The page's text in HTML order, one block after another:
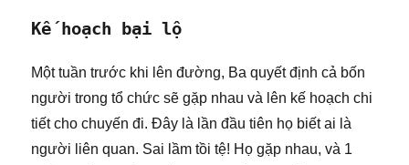
Kế hoạch bại lộ
Một tuần trước khi lên đường, Ba quyết định cả bốn
người trong tổ chức sẽ gặp nhau và lên kế hoạch chi
tiết cho chuyến đi. Đây là lần đầu tiên họ biết ai là
người liên quan. Sai lầm tồi tệ! Họ gặp nhau, và 1